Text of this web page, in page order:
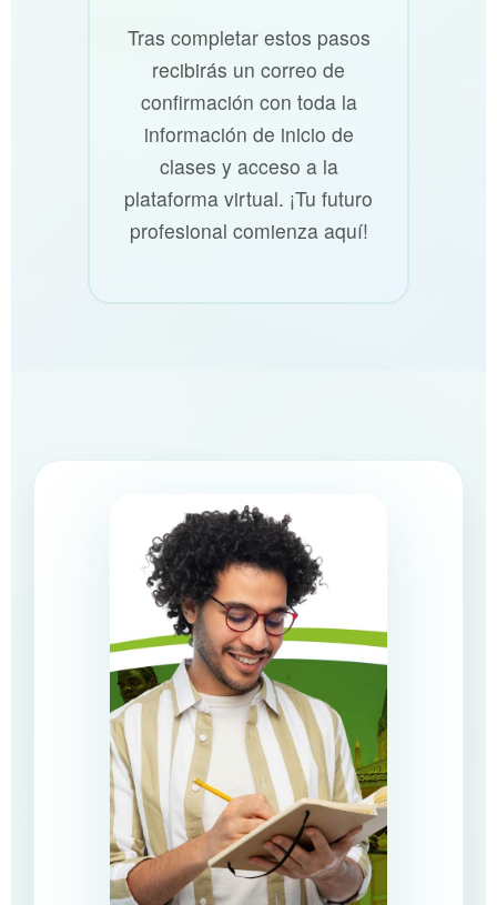
Tras completar estos pasos
recibirás un correo de
confirmación con toda la
información de inicio de
clases y acceso a la
plataforma virtual. ¡Tu futuro
profesional comienza aquí!